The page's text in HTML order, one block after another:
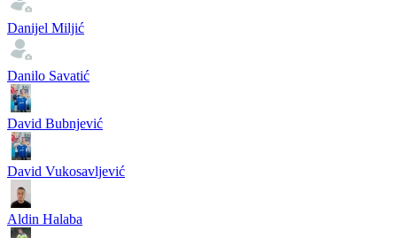
Danijel Miljić
Danilo Savatić
David Bubnjević
David Vukosavljević
Aldin Halaba